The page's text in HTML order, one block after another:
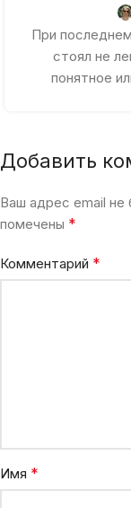
При
стоял не
понятное
Добавить
Ваш адрес email не
помечены *
Комментарий *
Имя *